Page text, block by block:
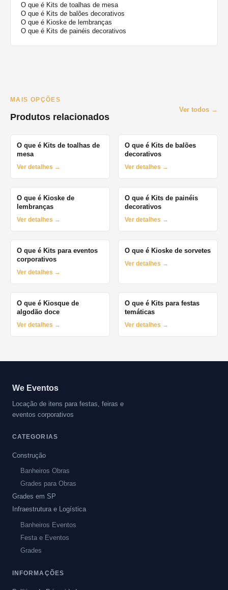
O que é Kits de toalhas de mesa
O que é Kits de balões decorativos
O que é Kioske de lembranças
O que é Kits de painéis decorativos
MAIS OPÇÕES
Produtos relacionados
Ver todos →
O que é Kits de toalhas de
mesa
Ver detalhes →
O que é Kits de balões
decorativos
Ver detalhes →
O que é Kioske de
lembranças
Ver detalhes →
O que é Kits de painéis
decorativos
Ver detalhes →
O que é Kits para eventos
corporativos
Ver detalhes →
O que é Kioske de sorvetes
Ver detalhes →
O que é Kiosque de
algodão doce
Ver detalhes →
O que é Kits para festas
temáticas
Ver detalhes →
We Eventos
Locação de itens para festas, feiras e
eventos corporativos
CATEGORIAS
Construção
Banheiros Obras
Grades para Obras
Grades em SP
Infraestrutura e Logística
Banheiros Eventos
Festa e Eventos
Grades
INFORMAÇÕES